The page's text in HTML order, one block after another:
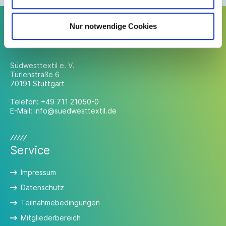
Nur notwendige Cookies
Kontakt
Südwesttextil e. V.
Türlenstraße 6
70191 Stuttgart
Telefon: +49 711 21050-0
E-Mail: info@suedwesttextil.de
Service
Impressum
Datenschutz
Teilnahmebedingungen
Mitgliederbereich